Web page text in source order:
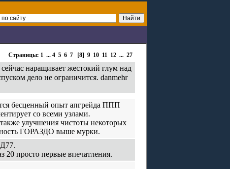
Страницы: 1 ... 4 5 6 7 [8] 9 10 11 12 ... 27
наращивает жестокий глум над
дело не ограничится. danmehr
бесценный опыт апгрейда ППП
со всеми узлами.
улучшения чистоты некоторых
ГОРАЗДО выше мурки.
просто первые впечатления.